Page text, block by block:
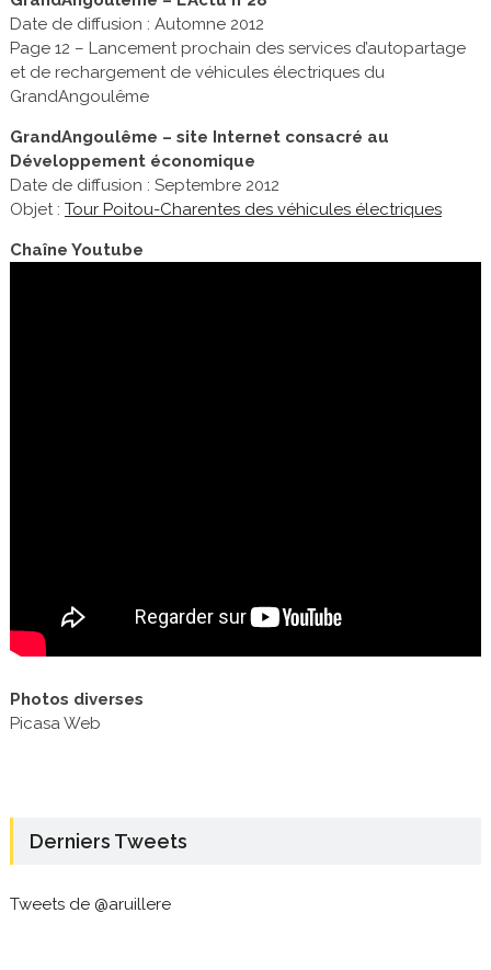
Date de diffusion : Automne 2012
Page 12 – Lancement prochain des services d’autopartage
et de rechargement de véhicules électriques du
GrandAngoulême
GrandAngoulême – site Internet consacré au
Développement économique
Date de diffusion : Septembre 2012
Objet : Tour Poitou-Charentes des véhicules électriques
Chaîne Youtube
Photos diverses
Picasa Web
Derniers Tweets
Tweets de @aruillere